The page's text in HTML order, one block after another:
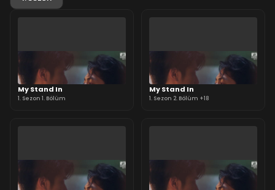
My Stand In
1. Sezon 1. Bölüm
My Stand In
1. Sezon 2. Bölüm +18